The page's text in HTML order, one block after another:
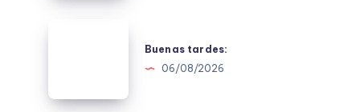
Buenas tardes:
06/08/2026